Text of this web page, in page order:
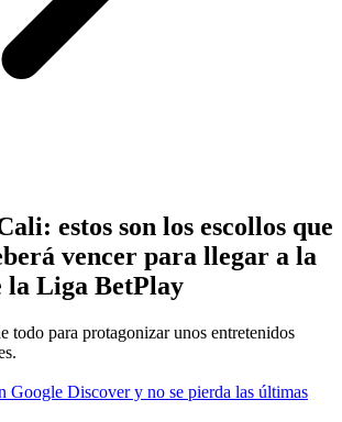
estos son los escollos que
vencer para llegar a la
la Liga BetPlay
todo para protagonizar unos entretenidos
Google Discover y no se pierda las últimas